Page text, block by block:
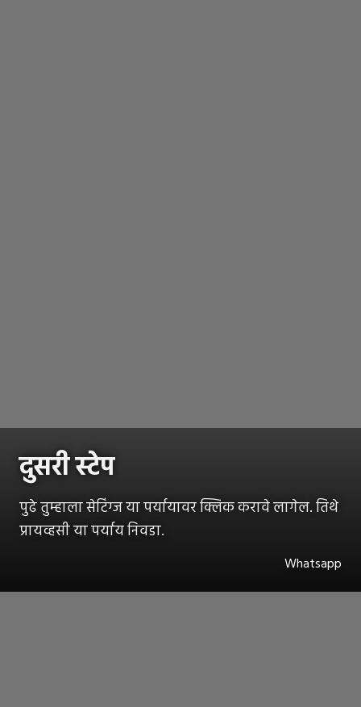
दुसरी स्टेप
पुढे तुम्हाला सेटिंग्ज या पर्यायावर क्लिक करावे लागेल. तिथे
प्रायव्हसी या पर्याय निवडा.
Whatsapp